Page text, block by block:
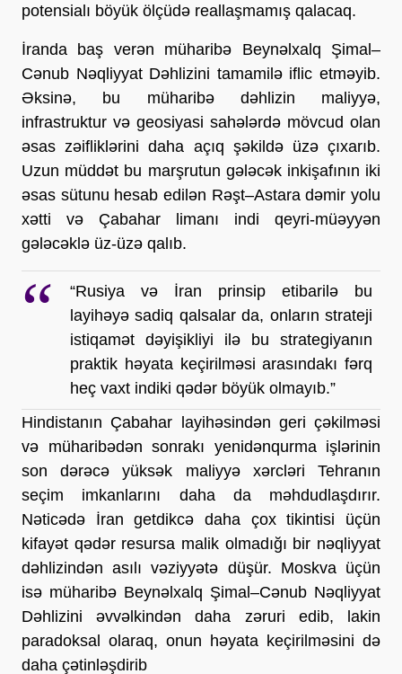
potensialı böyük ölçüdə reallaşmamış qalacaq.
İranda baş verən müharibə Beynəlxalq Şimal–
Cənub Nəqliyyat Dəhlizini tamamilə iflic etməyib.
Əksinə, bu müharibə dəhlizin maliyyə,
infrastruktur və geosiyasi sahələrdə mövcud olan
əsas zəifliklərini daha açıq şəkildə üzə çıxarıb.
Uzun müddət bu marşrutun gələcək inkişafının iki
əsas sütunu hesab edilən Rəşt–Astara dəmir yolu
xətti və Çabahar limanı indi qeyri-müəyyən
gələcəklə üz-üzə qalıb.
“Rusiya və İran prinsip etibarilə bu
layihəyə sadiq qalsalar da, onların strateji
istiqamət dəyişikliyi ilə bu strategiyanın
praktik həyata keçirilməsi arasındakı fərq
heç vaxt indiki qədər böyük olmayıb.”
Hindistanın Çabahar layihəsindən geri çəkilməsi
və müharibədən sonrakı yenidənqurma işlərinin
son dərəcə yüksək maliyyə xərcləri Tehranın
seçim imkanlarını daha da məhdudlaşdırır.
Nəticədə İran getdikcə daha çox tikintisi üçün
kifayət qədər resursa malik olmadığı bir nəqliyyat
dəhlizindən asılı vəziyyətə düşür. Moskva üçün
isə müharibə Beynəlxalq Şimal–Cənub Nəqliyyat
Dəhlizini əvvəlkindən daha zəruri edib, lakin
paradoksal olaraq, onun həyata keçirilməsini də
daha çətinləşdirib